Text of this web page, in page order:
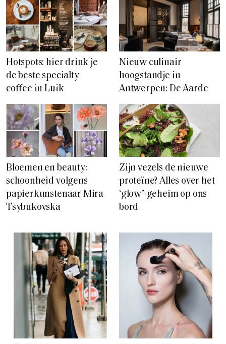
Hotspots: hier drink je
de beste specialty
coffee in Luik
Nieuw culinair
hoogstandje in
Antwerpen: De Aarde
Bloemen en beauty:
schoonheid volgens
papierkunstenaar Mira
Tsybukovska
Zijn vezels de nieuwe
proteïne? Alles over het
‘glow’-geheim op ons
bord